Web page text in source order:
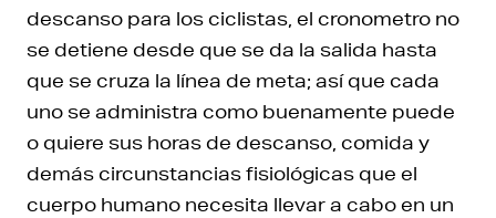
descanso para los ciclistas, el cronometro no
se detiene desde que se da la salida hasta
que se cruza la línea de meta; así que cada
uno se administra como buenamente puede
o quiere sus horas de descanso, comida y
demás circunstancias fisiológicas que el
cuerpo humano necesita llevar a cabo en un